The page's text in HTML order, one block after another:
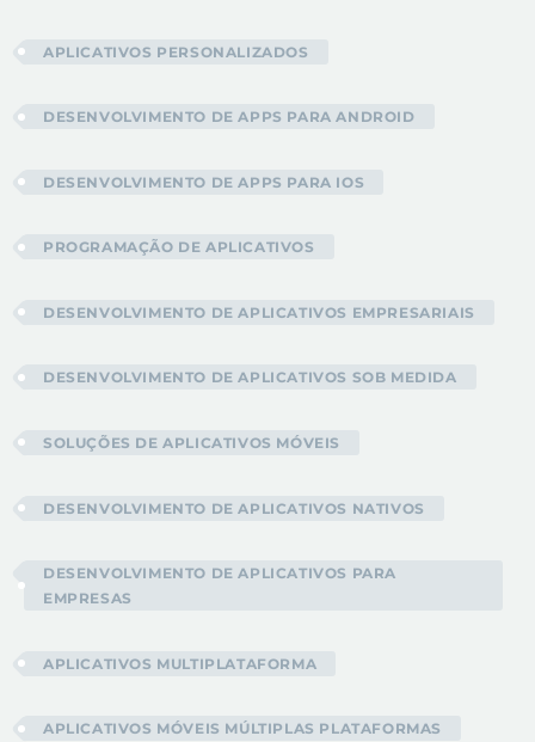
APLICATIVOS PERSONALIZADOS
DESENVOLVIMENTO DE APPS PARA ANDROID
DESENVOLVIMENTO DE APPS PARA IOS
PROGRAMAÇÃO DE APLICATIVOS
DESENVOLVIMENTO DE APLICATIVOS EMPRESARIAIS
DESENVOLVIMENTO DE APLICATIVOS SOB MEDIDA
SOLUÇÕES DE APLICATIVOS MÓVEIS
DESENVOLVIMENTO DE APLICATIVOS NATIVOS
DESENVOLVIMENTO DE APLICATIVOS PARA
EMPRESAS
APLICATIVOS MULTIPLATAFORMA
APLICATIVOS MÓVEIS MÚLTIPLAS PLATAFORMAS